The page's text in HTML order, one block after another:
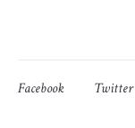
Facebook Twitter